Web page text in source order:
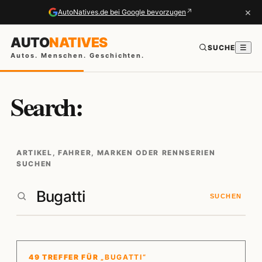
AutoNatives.de bei Google bevorzugen ↗ ×
AUTONATIVES
Autos. Menschen. Geschichten.
SUCHE ☰
Search:
ARTIKEL, FAHRER, MARKEN ODER RENNSERIEN
SUCHEN
SUCHEN
49 TREFFER FÜR„BUGATTI“